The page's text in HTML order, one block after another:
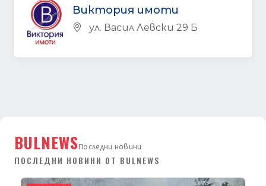
Виктория имоти
ул. Васил Левски 29 Б
BULNEWSПоследни новини
ПОСЛЕДНИ НОВИНИ ОТ BULNEWS